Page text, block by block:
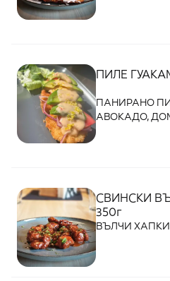
ПИЛЕ
ПАНИРАНО
АВОКАДО,
СВИНСКИ
350г
ВЪЛЧИ ХАПКИ